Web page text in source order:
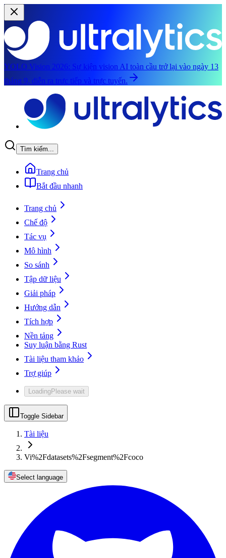
YOLO Vision 2026: Sự kiện vision AI toàn cầu trở lại vào ngày 13
tháng 9, diễn ra trực tiếp và trực tuyến.
Tìm kiếm...
Trang chủ
Bắt đầu nhanh
Trang chủ
Chế độ
Tác vụ
Mô hình
So sánh
Tập dữ liệu
Giải pháp
Hướng dẫn
Tích hợp
Nền tảng
Suy luận bằng Rust
Tài liệu tham khảo
Trợ giúp
LoadingPlease wait
Toggle Sidebar
Tài liệu
Vi%2Fdatasets%2Fsegment%2Fcoco
Select language